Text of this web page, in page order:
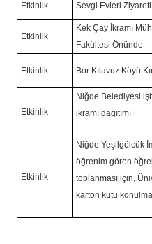
Etkinlik Sevgi Evleri Ziyareti
Etkinlik
Kek Çay İkramı
Fakültesi Önünde
Etkinlik Bor Kılavuz Köyü
Etkinlik
Niğde Belediyesi
ikramı dağıtımı
Etkinlik
Niğde Yeşilgölcük
öğrenim gören
toplanması için,
karton kutu